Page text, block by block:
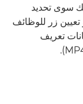
سوى تحديد
تعيين زر للوظائف
تعريف